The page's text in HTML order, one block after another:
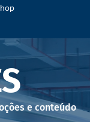
e conteúdo